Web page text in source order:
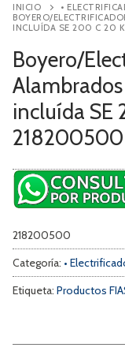
INICIO
•
BOYERO/
INCLUÍDA SE 200 C 20
Boyero/
incluída SE
218200500
218200500
Categoría: •
Etiqueta: Productos